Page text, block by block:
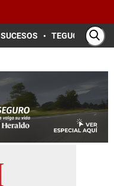
SUCESOS TEGUCIGALPA